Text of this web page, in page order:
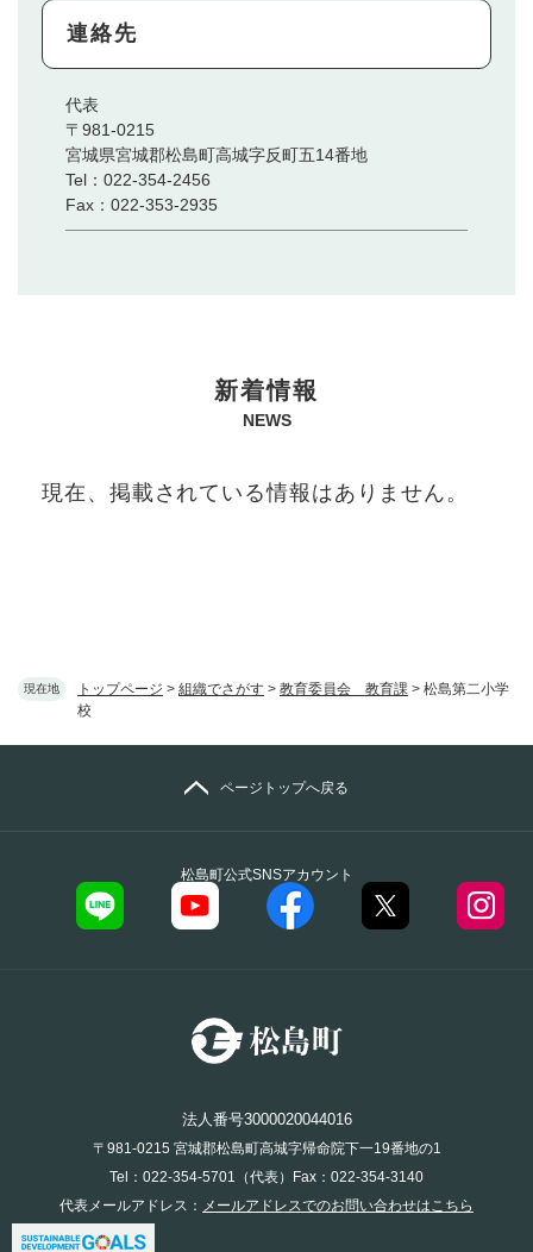
現在地 トップページ > 組織でさがす > 教育委員会 教育課 > 松島第二小学
校
連絡先
代表
〒981-0215
宮城県宮城郡松島町高城字反町五14番地
Tel：022-354-2456
Fax：022-353-2935
新着情報
NEWS
現在、掲載されている情報はありません。
松島町公式SNSアカウント
ページトップへ戻る
法人番号3000020044016
〒981-0215 宮城郡松島町高城字帰命院下一19番地の1
Tel：022-354-5701（代表）Fax：022-354-3140
代表メールアドレス： メールアドレスでのお問い合わせはこちら